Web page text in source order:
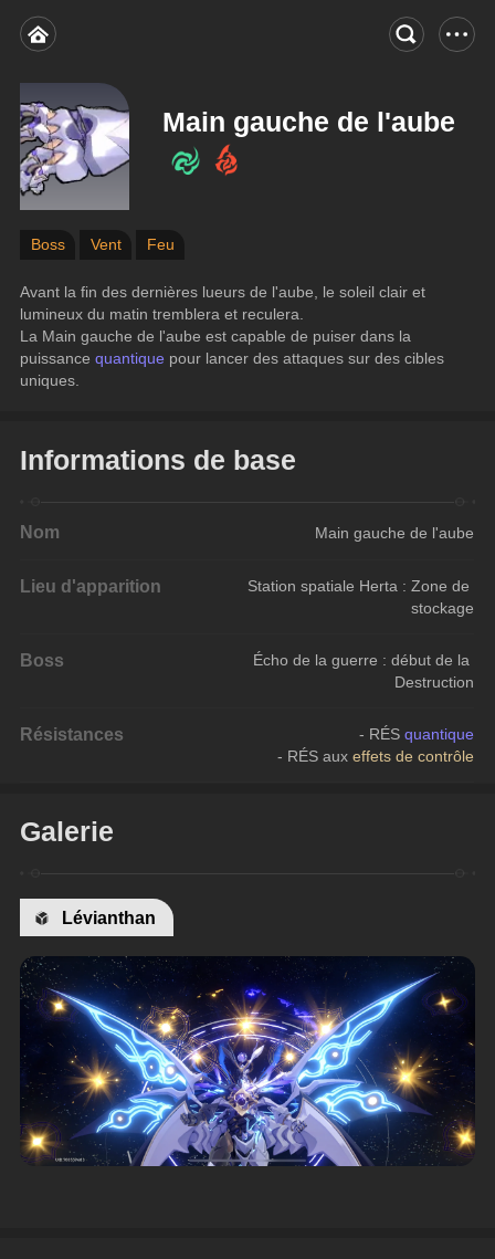
Main gauche de l'aube
Boss Vent Feu
Avant la fin des dernières lueurs de l'aube, le soleil clair et
lumineux du matin tremblera et reculera.
La Main gauche de l'aube est capable de puiser dans la
puissance quantique pour lancer des attaques sur des cibles
uniques.
Informations de base
Nom Main gauche de l'aube
Lieu d'apparition
Station spatiale Herta : Zone de
stockage
Boss
Écho de la guerre : début de la
Destruction
Résistances - RÉS quantique
- RÉS aux effets de contrôle
Galerie
Lévianthan